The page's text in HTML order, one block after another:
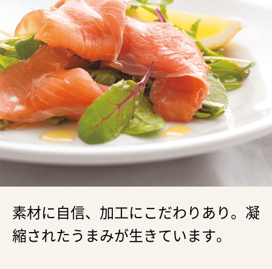
素材に自信、加工にこだわりあり。凝
縮されたうまみが生きています。